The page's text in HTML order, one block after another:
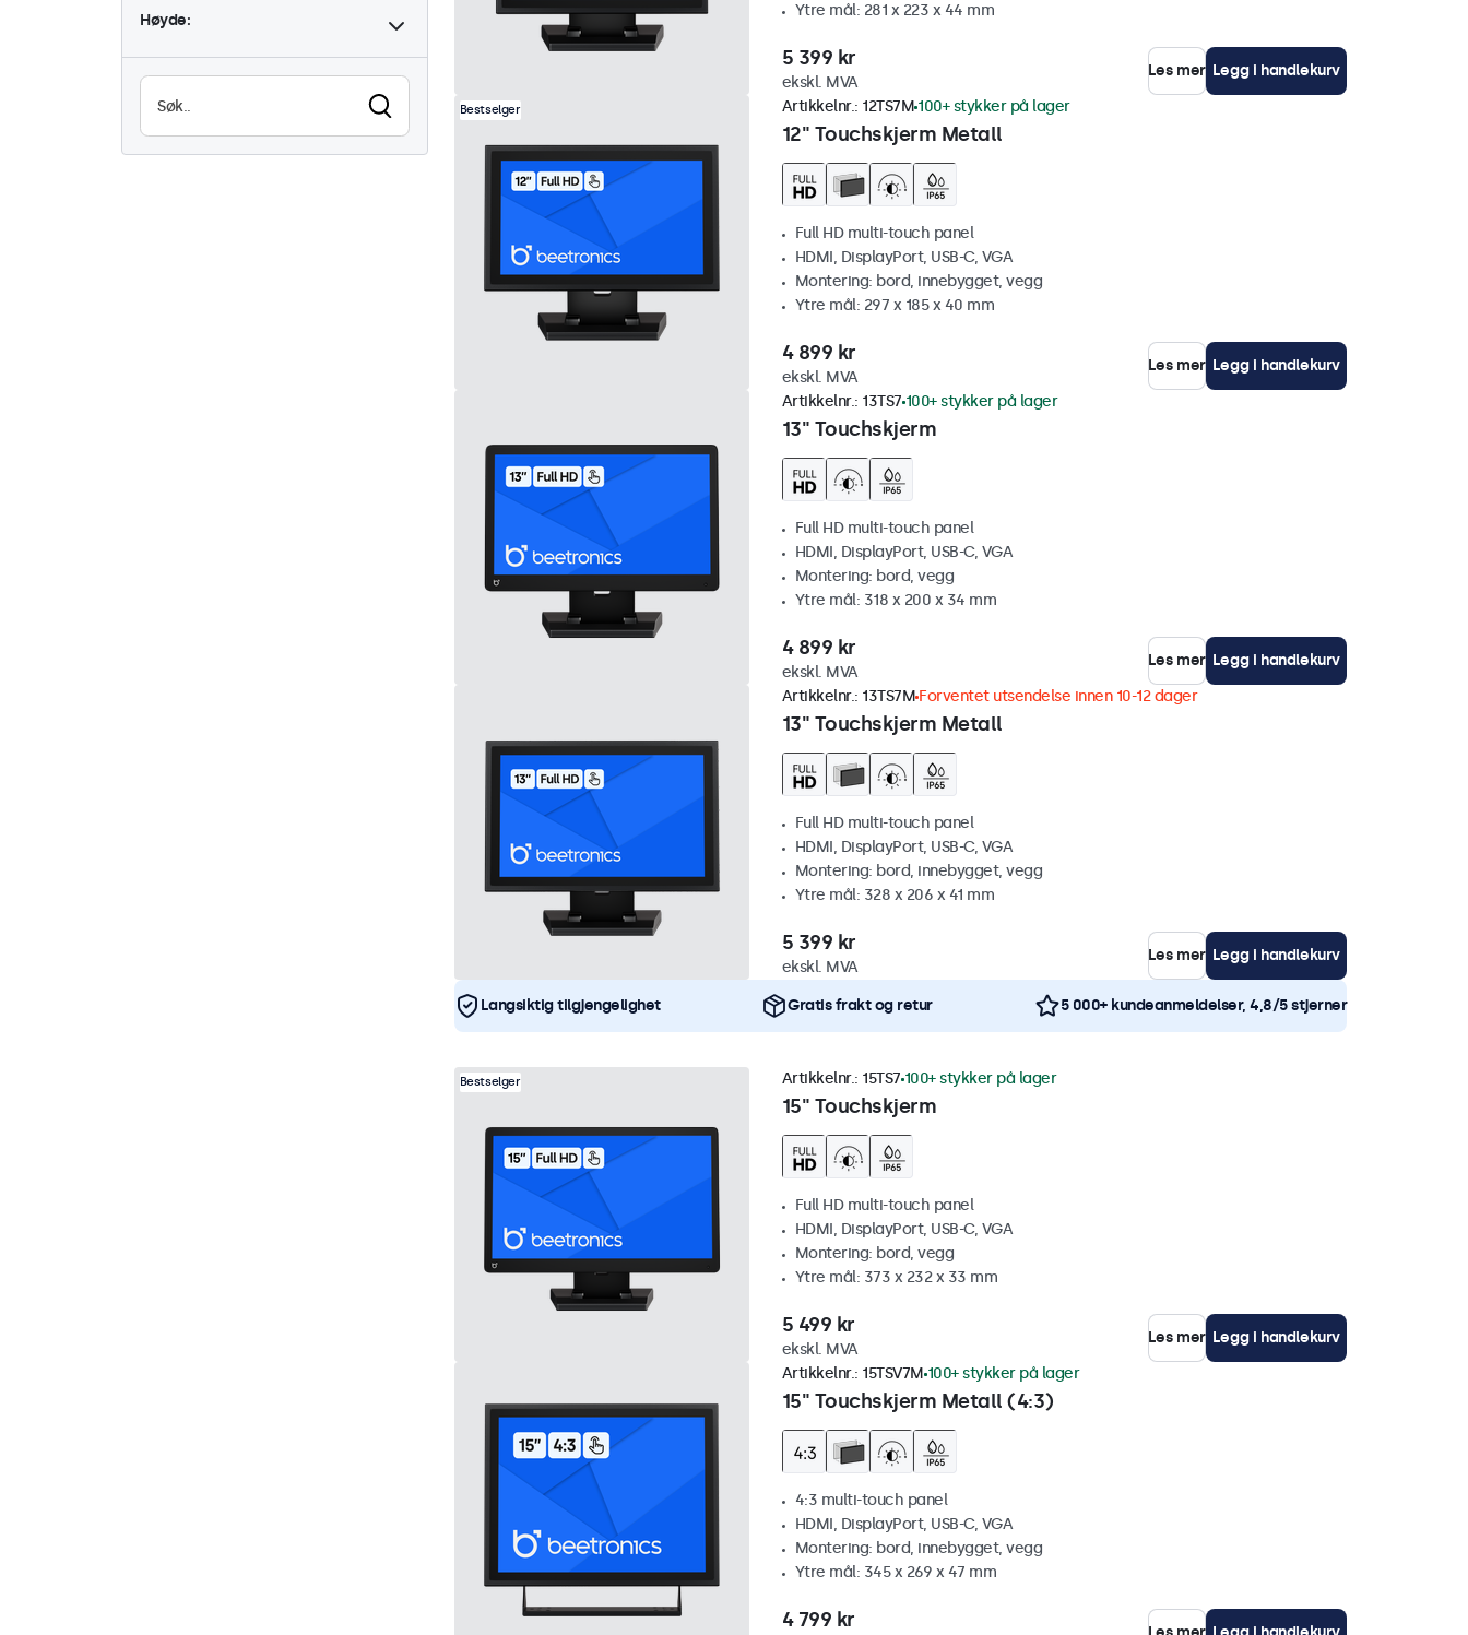
Høyde:
Ytre mål: 281 x 223 x 44 mm
5 399 kr
ekskl. MVA
Les mer Legg i handlekurv
Bestselger
12" Touchskjerm Metall
Artikkelnr.: 12TS7M 100+ stykker på lager
Full HD multi-touch panel
HDMI, DisplayPort, USB-C, VGA
Montering: bord, innebygget, vegg
Ytre mål: 297 x 185 x 40 mm
4 899 kr
ekskl. MVA
Les mer Legg i handlekurv
13" Touchskjerm
Artikkelnr.: 13TS7 100+ stykker på lager
Full HD multi-touch panel
HDMI, DisplayPort, USB-C, VGA
Montering: bord, vegg
Ytre mål: 318 x 200 x 34 mm
4 899 kr
ekskl. MVA
Les mer Legg i handlekurv
13" Touchskjerm Metall
Artikkelnr.: 13TS7M Forventet utsendelse innen 10-12 dager
Full HD multi-touch panel
HDMI, DisplayPort, USB-C, VGA
Montering: bord, innebygget, vegg
Ytre mål: 328 x 206 x 41 mm
5 399 kr
ekskl. MVA
Les mer Legg i handlekurv
Langsiktig tilgjengelighet Gratis frakt og retur 5 000+ kundeanmeldelser, 4,8/5 stjerner
Bestselger
15" Touchskjerm
Artikkelnr.: 15TS7 100+ stykker på lager
Full HD multi-touch panel
HDMI, DisplayPort, USB-C, VGA
Montering: bord, vegg
Ytre mål: 373 x 232 x 33 mm
5 499 kr
ekskl. MVA
Les mer Legg i handlekurv
15" Touchskjerm Metall (4:3)
Artikkelnr.: 15TSV7M 100+ stykker på lager
4:3 multi-touch panel
HDMI, DisplayPort, USB-C, VGA
Montering: bord, innebygget, vegg
Ytre mål: 345 x 269 x 47 mm
4 799 kr